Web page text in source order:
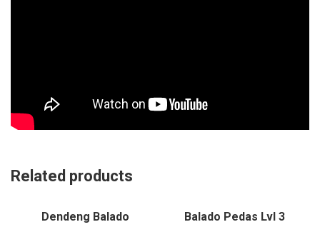
Related products
Dendeng Balado Balado Pedas Lvl 3